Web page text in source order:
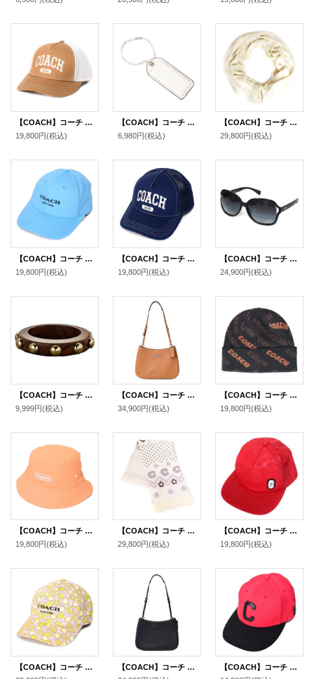
【COACH】コーチ キャップ 帽子 シグネチャー コットン メッシュ ロゴ エンブロイダード トラッカー ハット ライトサドル M/L〔日本未発売〕
19,800円(税込)
【COACH】コーチ レザー ハングタグ ロゴ チャーム キーホルダー チャーク（日本未発売）
6,980円(税込)
【COACH】コーチ ウール レーヨン シグネチャー ショール ストール チャーク〔日本未発売〕
29,800円(税込)
【COACH】コーチ コットン シグネチャー ベースボール ハット ワンポイント ロゴ キャップ 帽子 プール〔日本未発売〕
19,800円(税込)
【COACH】コーチ キャップ 帽子 シグネチャー コットン メッシュ ロゴ エンブロイダード トラッカー ハット ネイビー XS/S〔日本未発売〕
19,800円(税込)
【COACH】コーチ ロゴ フレーム サングラス（ケース付き）ブラック〔日本未発売〕
24,900円(税込)
【COACH】コーチ ウッド グロメット バングル 〔日本未発売〕
9,999円(税込)
【COACH】コーチ スムースレザー ペネロペ ロゴ ショルダー ハンドバッグ ライトサドル(日本未発売）
34,900円(税込)
【COACH】コーチ ウール テキスト ロゴ ニット ビーニー キャップ 帽子 ブラック×サドル（日本未発売）
19,800円(税込)
【COACH】コーチ ナイロン ロゴ バケットハット バケハ サファリハット 帽子 フェイディドオレンジ〔日本未発売〕
19,800円(税込)
【COACH】コーチ マフラー ニット ロゴ フェア アイル プリント マフラー チャークマルチ（日本未発売）
29,800円(税込)
【COACH】コーチ ナイロン シグネチャー トラッカー ハット キャップ 帽子 レッド〔日本未発売〕
19,800円(税込)
【COACH】コーチ キャップ コットン シグネチャー 花柄 フラワー フローラル ロゴ ベースボール 帽子 ライム〔日本未発売〕
【COACH】コーチ スムースレザー ペネロペ ロゴ スリム ショルダー ハンドバッグ ブラック(日本未発売）
【COACH】コーチ キャップ 帽子 野球帽 ジャガード ワンポイント キャンバス キャップ バイカラー レッド×ブラック〔日本未発売〕